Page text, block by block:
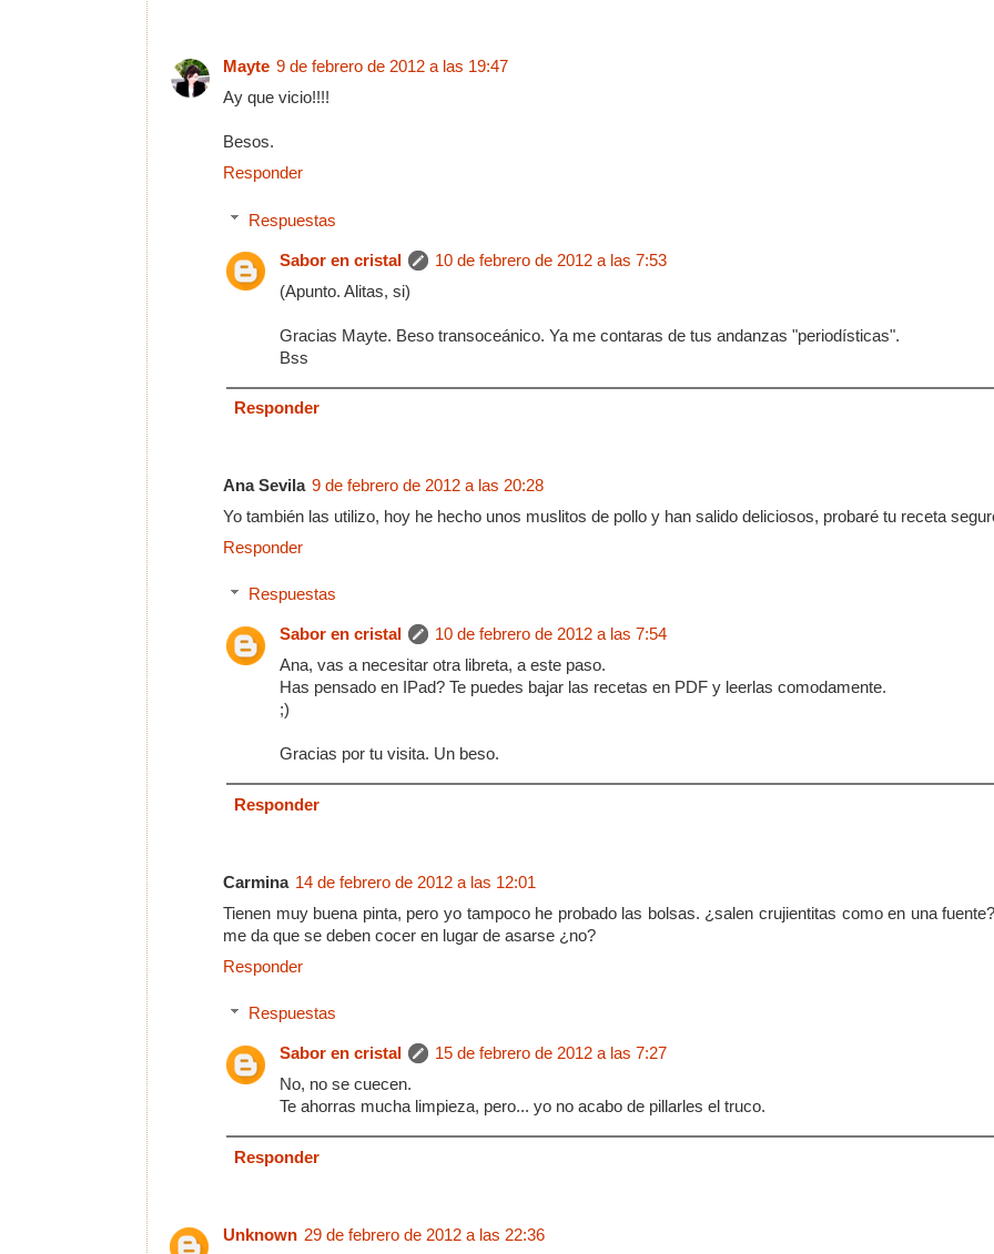
Mayte 9 de febrero de 2012 a las 19:47
Ay que vicio!!!!
Besos.
Responder
Respuestas
Sabor en cristal
10 de febrero de 2012 a las 7:53
(Apunto. Alitas, si)
Gracias Mayte. Beso transoceánico. Ya me contaras de tus andanzas "periodísticas".
Bss
Responder
Ana Sevila 9 de febrero de 2012 a las 20:28
Yo también las utilizo, hoy he hecho unos muslitos de pollo y han salido deliciosos, probaré tu receta
Responder
Respuestas
Sabor en cristal
10 de febrero de 2012 a las 7:54
Ana, vas a necesitar otra libreta, a este paso.
Has pensado en IPad? Te puedes bajar las recetas en PDF y leerlas comodamente.
;)
Gracias por tu visita. Un beso.
Responder
Carmina 14 de febrero de 2012 a las 12:01
Tienen muy buena pinta, pero yo tampoco he probado las bolsas. ¿salen crujientitas como en una
me da que se deben cocer en lugar de asarse ¿no?
Responder
Respuestas
Sabor en cristal
15 de febrero de 2012 a las 7:27
No, no se cuecen.
Te ahorras mucha limpieza, pero... yo no acabo de pillarles el truco.
Responder
Unknown 29 de febrero de 2012 a las 22:36